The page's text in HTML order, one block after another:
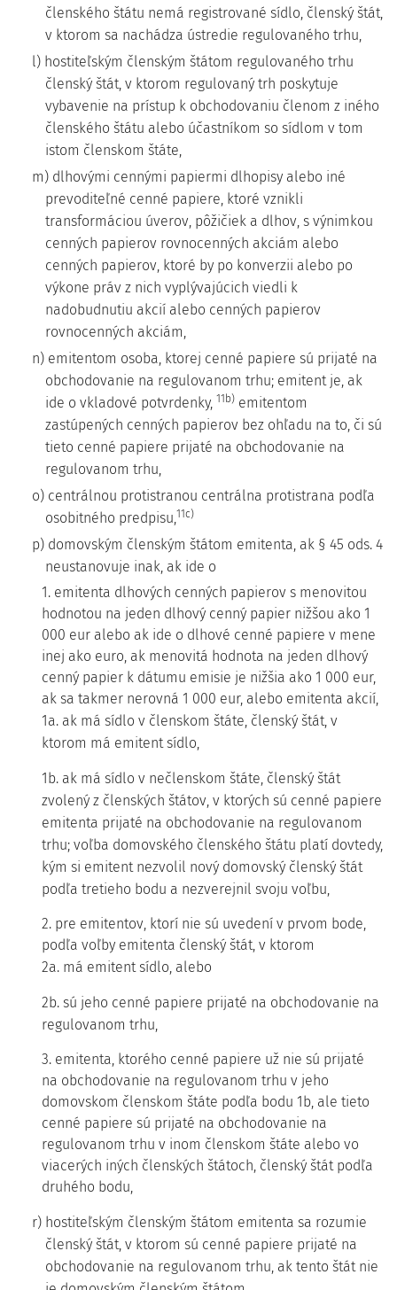
členského štátu nemá registrované sídlo, členský štát,
v ktorom sa nachádza ústredie regulovaného trhu,
l) hostiteľským členským štátom regulovaného trhu
členský štát, v ktorom regulovaný trh poskytuje
vybavenie na prístup k obchodovaniu členom z iného
členského štátu alebo účastníkom so sídlom v tom
istom členskom štáte,
m) dlhovými cennými papiermi dlhopisy alebo iné
prevoditeľné cenné papiere, ktoré vznikli
transformáciou úverov, pôžičiek a dlhov, s výnimkou
cenných papierov rovnocenných akciám alebo
cenných papierov, ktoré by po konverzii alebo po
výkone práv z nich vyplývajúcich viedli k
nadobudnutiu akcií alebo cenných papierov
rovnocenných akciám,
n) emitentom osoba, ktorej cenné papiere sú prijaté na
obchodovanie na regulovanom trhu; emitent je, ak
ide o vkladové potvrdenky, 11b) emitentom
zastúpených cenných papierov bez ohľadu na to, či sú
tieto cenné papiere prijaté na obchodovanie na
regulovanom trhu,
o) centrálnou protistranou centrálna protistrana podľa
osobitného predpisu,11c)
p) domovským členským štátom emitenta, ak § 45 ods. 4
neustanovuje inak, ak ide o
1. emitenta dlhových cenných papierov s menovitou
hodnotou na jeden dlhový cenný papier nižšou ako 1
000 eur alebo ak ide o dlhové cenné papiere v mene
inej ako euro, ak menovitá hodnota na jeden dlhový
cenný papier k dátumu emisie je nižšia ako 1 000 eur,
ak sa takmer nerovná 1 000 eur, alebo emitenta akcií,
1a. ak má sídlo v členskom štáte, členský štát, v
ktorom má emitent sídlo,
1b. ak má sídlo v nečlenskom štáte, členský štát
zvolený z členských štátov, v ktorých sú cenné papiere
emitenta prijaté na obchodovanie na regulovanom
trhu; voľba domovského členského štátu platí dovtedy,
kým si emitent nezvolil nový domovský členský štát
podľa tretieho bodu a nezverejnil svoju voľbu,
2. pre emitentov, ktorí nie sú uvedení v prvom bode,
podľa voľby emitenta členský štát, v ktorom
2a. má emitent sídlo, alebo
2b. sú jeho cenné papiere prijaté na obchodovanie na
regulovanom trhu,
3. emitenta, ktorého cenné papiere už nie sú prijaté
na obchodovanie na regulovanom trhu v jeho
domovskom členskom štáte podľa bodu 1b, ale tieto
cenné papiere sú prijaté na obchodovanie na
regulovanom trhu v inom členskom štáte alebo vo
viacerých iných členských štátoch, členský štát podľa
druhého bodu,
r) hostiteľským členským štátom emitenta sa rozumie
členský štát, v ktorom sú cenné papiere prijaté na
obchodovanie na regulovanom trhu, ak tento štát nie